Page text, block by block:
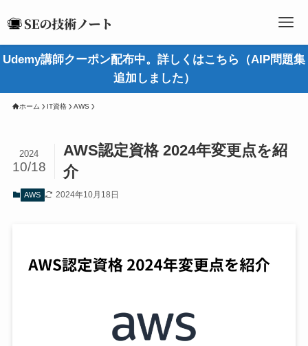
Udemy講師クーポン配布中。詳しくはこちら（AIP問題集
追加しました）
ホーム IT資格 AWS
AWS認定資格 2024年変更点を紹
介
2024
10/18
AWS 2024年10月18日